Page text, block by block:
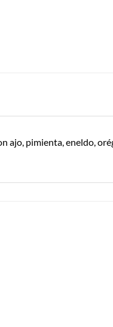
ajo, pimienta, eneldo,